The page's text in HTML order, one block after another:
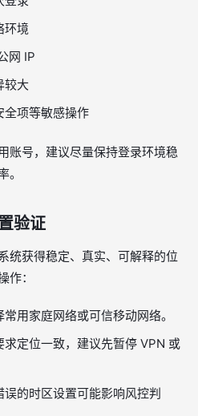
环境
网 IP
较大
全项等敏感操作
账号，建议尽量保持登录环境稳
。
验证
统获得稳定、真实、可解释的位
作：
常用家庭网络或可信移动网络。
求定位一致，建议先暂停 VPN 或
误的时区设置可能影响风控判